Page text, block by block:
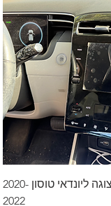
החלפת מסך טאץ' ותצוגה ליונדאי טוסון 2020-
2022